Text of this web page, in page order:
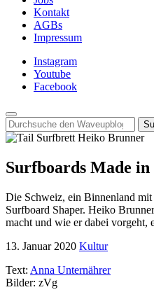
Kontakt
AGBs
Impressum
Instagram
Youtube
Facebook
Search
for:
Surfboards Made
Die Schweiz, ein Binnenland mit
Surfboard Shaper. Heiko
macht und wie er dabei vorgeht,
13. Januar 2020 Kultur
Text: Anna Unternährer
Bilder: zVg